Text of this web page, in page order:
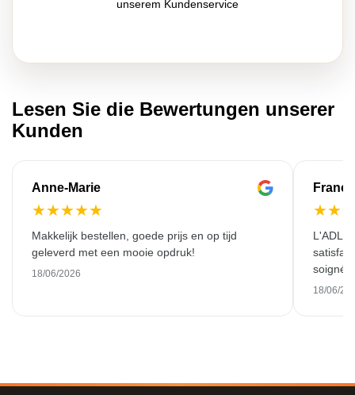
unserem Kundenservice
Lesen Sie die Bewertungen unserer
Kunden
Anne-Marie
★★★★★
Makkelijk bestellen, goede prijs en op tijd
geleverd met een mooie opdruk!
18/06/2026
★★
L'ADL
soigné
18/06/